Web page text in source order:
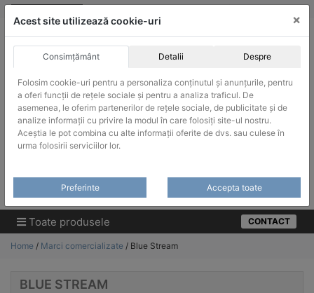
Skip
ACHIZITII PUBLICE
Produsele pot fi achizitionate si in sistemul SEAP / SICAP
Products
Toate produsele CONTACT
Home / Marci comercializate / Blue Stream
BLUE STREAM
Acest site utilizează cookie-uri ×
Consimțământ Detalii Despre
Folosim cookie-uri pentru a personaliza conținutul și anunțurile, pentru
a oferi funcții de rețele sociale și pentru a analiza traficul. De
asemenea, le oferim partenerilor de rețele sociale, de publicitate și de
analize informații cu privire la modul în care folosiți site-ul nostru.
Aceștia le pot combina cu alte informații oferite de dvs. sau culese în
urma folosirii serviciilor lor.
Preferinte Accepta toate